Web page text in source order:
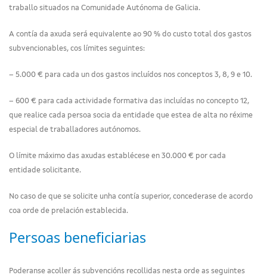
traballo situados na Comunidade Autónoma de Galicia.
A contía da axuda será equivalente ao 90 % do custo total dos gastos
subvencionables, cos límites seguintes:
– 5.000 € para cada un dos gastos incluídos nos conceptos 3, 8, 9 e 10.
– 600 € para cada actividade formativa das incluídas no concepto 12,
que realice cada persoa socia da entidade que estea de alta no réxime
especial de traballadores autónomos.
O límite máximo das axudas establécese en 30.000 € por cada
entidade solicitante.
No caso de que se solicite unha contía superior, concederase de acordo
coa orde de prelación establecida.
Persoas beneficiarias
Poderanse acoller ás subvencións recollidas nesta orde as seguintes